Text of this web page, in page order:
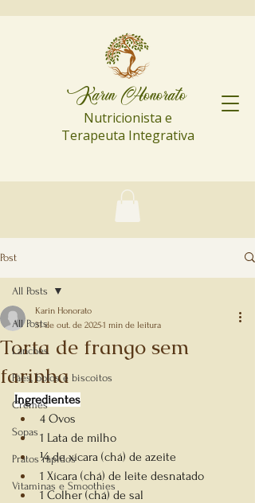
Karin Honorato
Nutricionista e
Terapeuta Integrativa
Post
All Posts
Lanches
Pães, bolos e biscoitos
Cremes
Sopas
Pratos rápidos
Vitaminas e Smoothies
All Posts
Torta de frango sem
farinha
Karin Honorato
31 de out. de 20251 min de leitura
Ingredientes
4 Ovos
1 Lata de milho
¼ de xícara (chá) de azeite
1 Xícara (chá) de leite desnatado
1 Colher (chá) de sal